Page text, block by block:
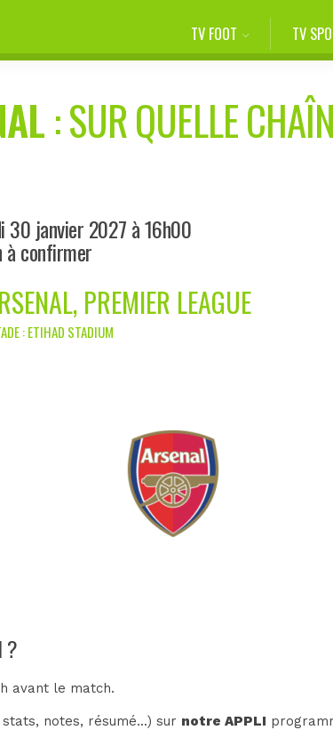
TV FOOT TV
: SUR QUELLE
30 janvier 2027 à 16h00
à confirmer
PREMIER LEAGUE
: ETIHAD STADIUM
?
avant le match.
notes, résumé...) sur notre APPLI